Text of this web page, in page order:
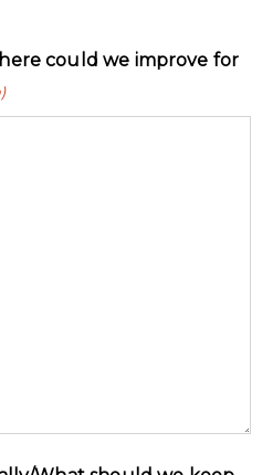
could we improve for